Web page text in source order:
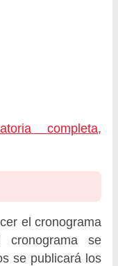
completa,
el cronograma
se
se publicará los